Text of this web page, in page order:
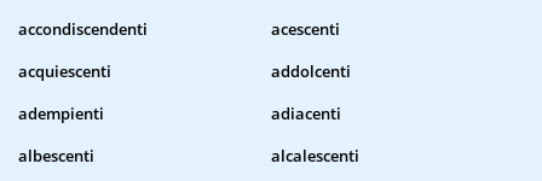
accondiscendenti
acescenti
acquiescenti
addolcenti
adempienti
adiacenti
albescenti
alcalescenti